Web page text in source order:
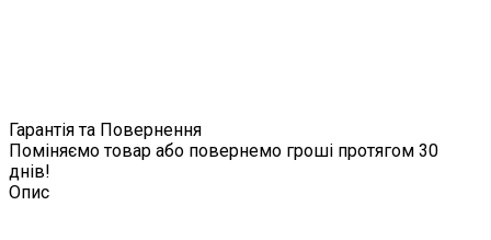
Гарантія та Повернення
Поміняємо товар або повернемо гроші протягом 30
днів!
Опис